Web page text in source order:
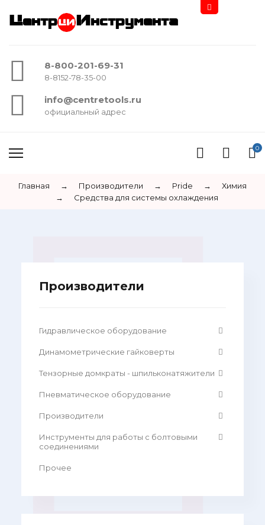
Центр Инструмента
8-800-201-69-31
8-8152-78-35-00
info@centretools.ru
официальный адрес
0
Главная → Производители → Pride →
Химия
→
Средства для системы охлаждения
Производители
Гидравлическое оборудование
Динамометрические гайковерты
Тензорные домкраты - шпильконатяжители
Пневматическое оборудование
Производители
Инструменты для работы с болтовыми
соединениями
Прочее